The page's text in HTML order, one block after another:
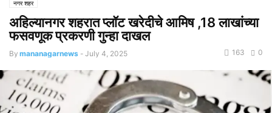
नगर शहर
अहिल्यानगर शहरात प्लॉट खरेदीचे आमिष ,18 लाखांच्या
फसवणूक प्रकरणी गुन्हा दाखल
By mananagarnews - July 4, 2025 0
163